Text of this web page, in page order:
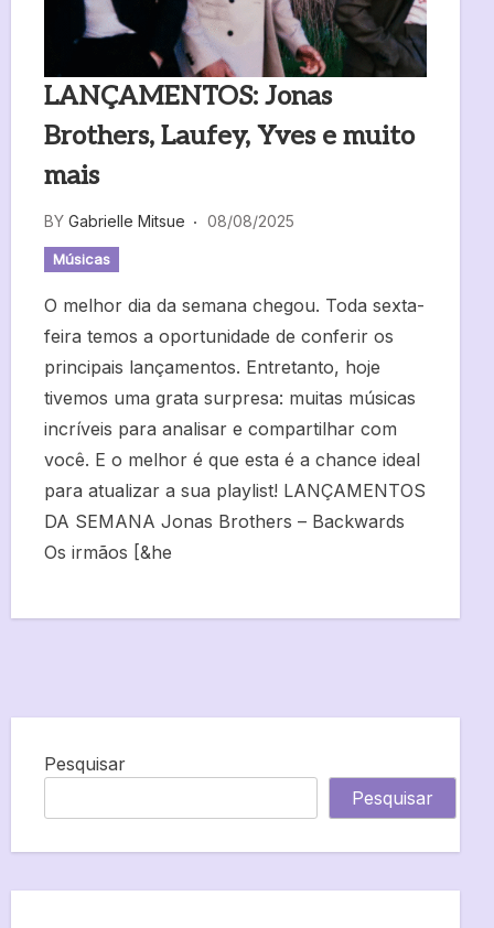
LANÇAMENTOS: Jonas
Brothers, Laufey, Yves e muito
mais
BY Gabrielle Mitsue 08/08/2025
Músicas
O melhor dia da semana chegou. Toda sexta-
feira temos a oportunidade de conferir os
principais lançamentos. Entretanto, hoje
tivemos uma grata surpresa: muitas músicas
incríveis para analisar e compartilhar com
você. E o melhor é que esta é a chance ideal
para atualizar a sua playlist! LANÇAMENTOS
DA SEMANA Jonas Brothers – Backwards
Os irmãos [&he
Pesquisar
Pesquisar